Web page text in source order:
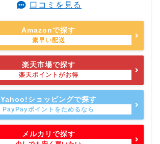
口コミを見る
Amazonで探す
楽天市場で探す
Yahoo!ショッピングで探す
メルカリで探す